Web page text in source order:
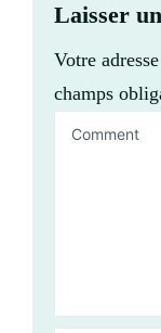
Laisser
Votre
champs